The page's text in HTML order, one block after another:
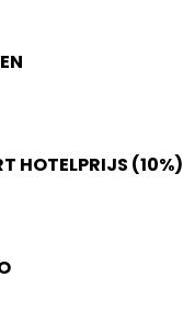
HOTELPRIJS (10%)